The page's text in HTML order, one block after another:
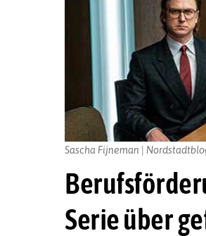
Serie über
Sascha Fijneman |